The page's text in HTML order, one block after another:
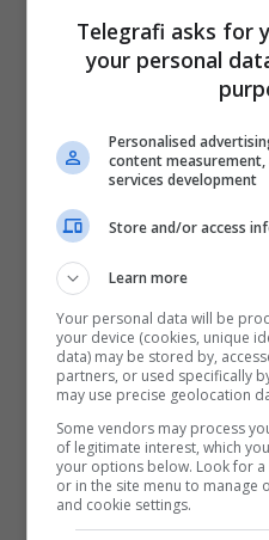
Vjollca Haxhiu
Telegrafi asks for
your personal
Personalised
content measurement,
services development
Store and/or access
Learn more
Your personal data will be
your device (cookies, unique
data) may be stored by,
partners, or used specifically
may use precise geolocation
Some vendors may process
of legitimate interest, which
your options below. Look for
or in the site menu to manage
and cookie settings.